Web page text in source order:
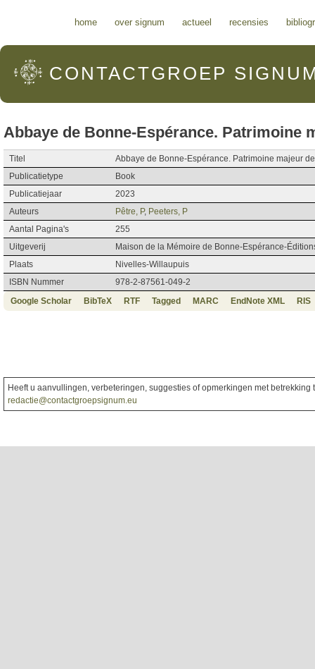
home over signum actueel recensies
CONTACTGROEP
Abbaye de Bonne-Espérance. Patrimoine
Titel
Abbaye de Bonne-Espérance. Patrimoine majeur
Publicatietype
Book
Publicatiejaar
2023
Auteurs
Pêtre, P, Peeters, P
Aantal Pagina's
255
Uitgeverij
Maison de la Mémoire de Bonne-Espérance-
Plaats
Nivelles-Willaupuis
ISBN Nummer
978-2-87561-049-2
Google Scholar
BibTeX RTF Tagged MARC EndNote XML RIS
Heeft u aanvullingen, verbeteringen, suggesties of opmerkingen met
redactie@contactgroepsignum.eu